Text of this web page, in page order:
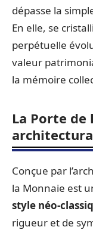
dépasse la
En elle, se
perpétuelle
valeur
la mémoire
La Porte de
Conçue par
la Monnaie est
style néo-
rigueur et de